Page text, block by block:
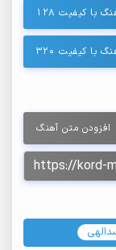
با کیفیت ۱۲۸
با کیفیت ۳۲۰
افزودن متن آهنگ